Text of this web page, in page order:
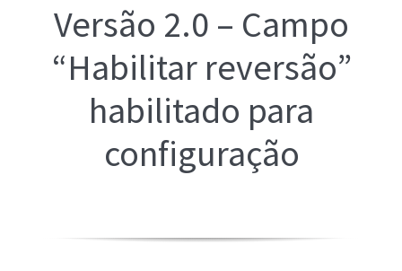
Lançamento da
estratégia Hórus
Versão 2.0 – Campo
“Habilitar reversão”
habilitado para
configuração